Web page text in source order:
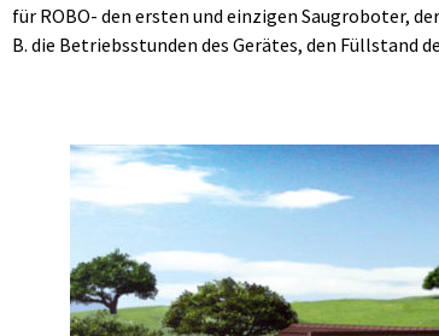
für ROBO- den ersten und einzigen Saugroboter,
B. die Betriebsstunden des Gerätes, den Füllstand